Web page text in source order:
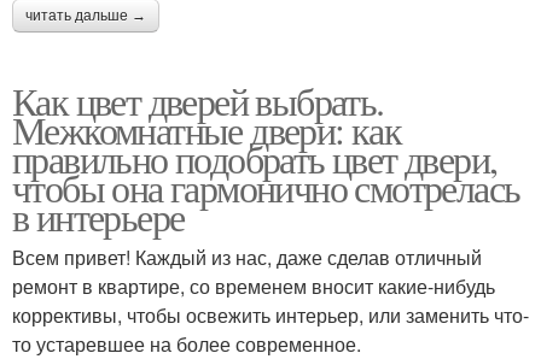
читать дальше →
Как цвет дверей выбрать.
Межкомнатные двери: как
правильно подобрать цвет двери,
чтобы она гармонично смотрелась
в интерьере
Всем привет! Каждый из нас, даже сделав отличный
ремонт в квартире, со временем вносит какие-нибудь
коррективы, чтобы освежить интерьер, или заменить что-
то устаревшее на более современное.